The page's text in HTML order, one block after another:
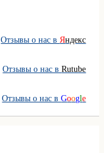
Отзывы о нас вЯндекс
Отзывы о нас вRutube
Отзывы о нас вGoogle